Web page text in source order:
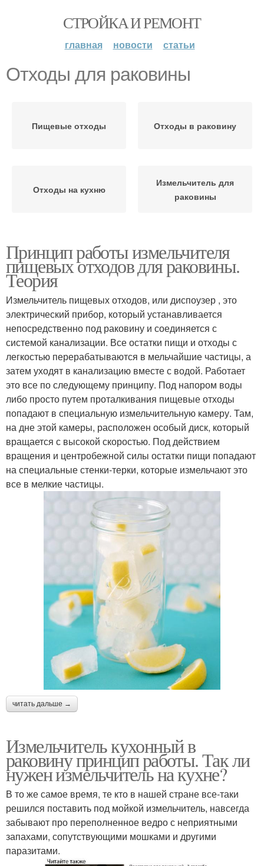
СТРОЙКА И РЕМОНТ
главная новости статьи
Отходы для раковины
Пищевые отходы Отходы в раковину
Отходы на кухню
Измельчитель для
раковины
Принцип работы измельчителя
пищевых отходов для раковины.
Теория
Измельчитель пищевых отходов, или диспоузер , это
электрический прибор, который устанавливается
непосредственно под раковину и соединяется с
системой канализации. Все остатки пищи и отходы с
легкостью перерабатываются в мельчайшие частицы, а
затем уходят в канализацию вместе с водой. Работает
это все по следующему принципу. Под напором воды
либо просто путем проталкивания пищевые отходы
попадают в специальную измельчительную камеру. Там,
на дне этой камеры, расположен особый диск, который
вращается с высокой скоростью. Под действием
вращения и центробежной силы остатки пищи попадают
на специальные стенки-терки, которые измельчают это
все в мелкие частицы.
читать дальше →
Измельчитель кухонный в
раковину принцип работы. Так ли
нужен измельчитель на кухне?
В то же самое время, те кто в нашей стране все-таки
решился поставить под мойкой измельчитель, навсегда
забывают про переполненное ведро с неприятными
запахами, сопутствующими мошками и другими
паразитами.